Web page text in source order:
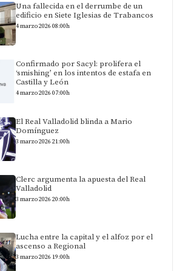
Una fallecida en el derrumbe de un
edificio en Siete Iglesias de Trabancos
4 marzo 2026 08:00h
Confirmado por Sacyl: prolifera el
‘smishing’ en los intentos de estafa en
Castilla y León
4 marzo 2026 07:00h
El Real Valladolid blinda a Mario
Domínguez
3 marzo 2026 21:00h
Clerc argumenta la apuesta del Real
Valladolid
3 marzo 2026 20:00h
Lucha entre la capital y el alfoz por el
ascenso a Regional
3 marzo 2026 19:00h